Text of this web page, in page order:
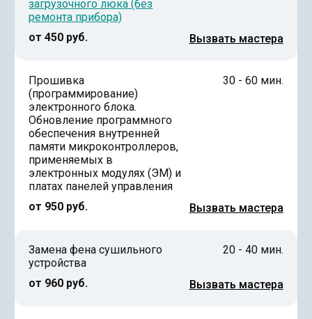
загрузочного люка (без
ремонта прибора)
от 450 руб.
Вызвать мастера
Прошивка
(программирование)
электронного блока.
Обновление программного
обеспечения внутренней
памяти микроконтроллеров,
применяемых в
электронных модулях (ЭМ) и
платах панелей управления
от 950 руб.
30 - 60 мин.
Вызвать мастера
Замена фена сушильного
устройства
от 960 руб.
20 - 40 мин.
Вызвать мастера